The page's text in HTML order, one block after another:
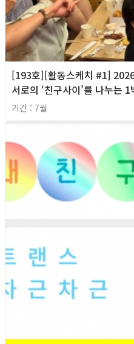
[193호][활동스케치 #1]
서로의 ‘친구사이’를 나누는 1
기간 : 7월